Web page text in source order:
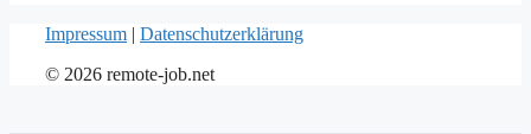
Impressum
Datenschutzerklärung
© 2026 remote-job.net